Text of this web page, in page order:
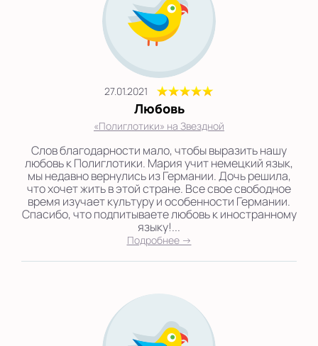
27.01.2021
Любовь
«Полиглотики» на Звездной
Слов благодарности мало, чтобы выразить нашу
любовь к Полиглотики. Мария учит немецкий язык,
мы недавно вернулись из Германии. Дочь решила,
что хочет жить в этой стране. Все свое свободное
время изучает культуру и особенности Германии.
Спасибо, что подпитываете любовь к иностранному
языку!...
Подробнее →